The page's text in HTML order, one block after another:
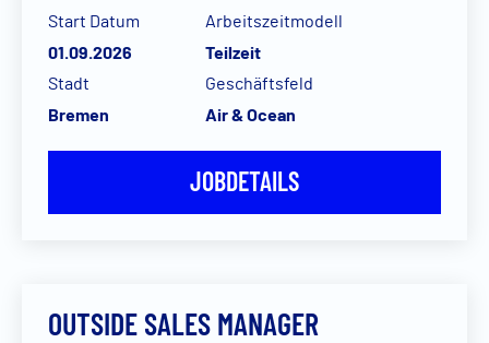
Start Datum
01.09.2026
Arbeitszeitmodell
Teilzeit
Stadt
Bremen
Geschäftsfeld
Air & Ocean
JOBDETAILS
OUTSIDE SALES MANAGER